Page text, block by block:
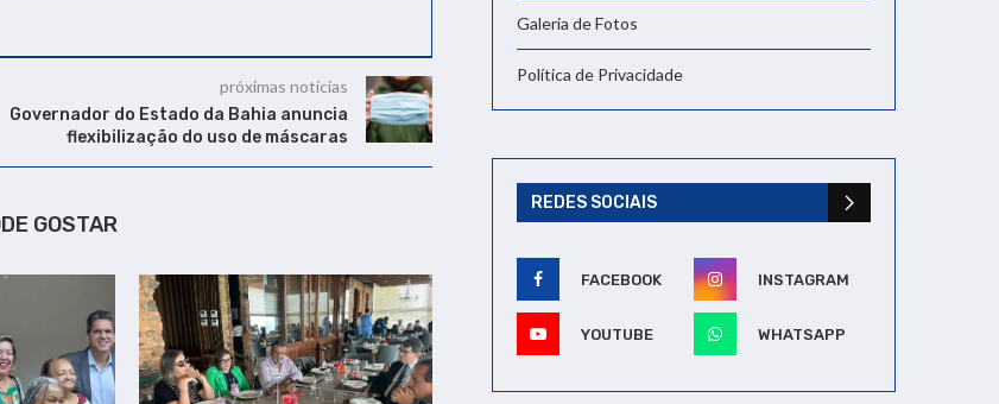
próximas notícias
Governador do Estado da Bahia anuncia
flexibilização do uso de máscaras
GOSTAR
Galeria de Fotos
Política de Privacidade
REDES SOCIAIS
FACEBOOK INSTAGRAM
YOUTUBE WHATSAPP